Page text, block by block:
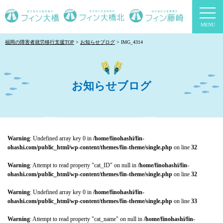
福岡の障害者就労移行支援TOP お知らせブログ IMG_4314
お知らせブログ
Warning: Undefined array key 0 in /home/finohashi/fin-
ohashi.com/public_html/wp-content/themes/fin-theme/single.php on line 32
Warning: Attempt to read property "cat_ID" on null in /home/finohashi/fin-
ohashi.com/public_html/wp-content/themes/fin-theme/single.php on line 32
Warning: Undefined array key 0 in /home/finohashi/fin-
ohashi.com/public_html/wp-content/themes/fin-theme/single.php on line 33
Warning: Attempt to read property "cat_name" on null in /home/finohashi/fin-